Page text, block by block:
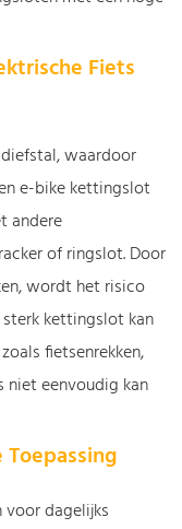
Fiets
waardoor
e-bike kettingslot
andere
of ringslot. Door
wordt het risico
kettingslot kan
fietsenrekken,
eenvoudig kan
dagelijks